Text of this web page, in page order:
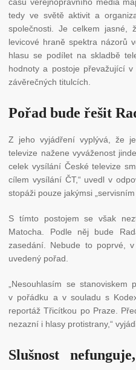
tedy ve světě aktivit a
společnosti. Je celkem
levicové hraně spektra názorů
hlasu se podílet na skladbě
hodnoty a postoje převažující
závěrečných titulcích.
Pořad bude řešit
Z jeho vyjádření vyplývá, že
televize nažene vyváženost
celek vysílání České televize
cílem vysílání ČT,“ uvedl v
stopáži pouze jakýmsi „servisním
S tímto postojem se však
Matocha. Podle něj bude
zasedání. Nebude to poprvé,
uvedený pořad.
„Nesouhlasím se
v pořádku a v souladu s
reportáž Třicítkou po Praze.
nezazní i hlasy protistrany,“
Slušnost